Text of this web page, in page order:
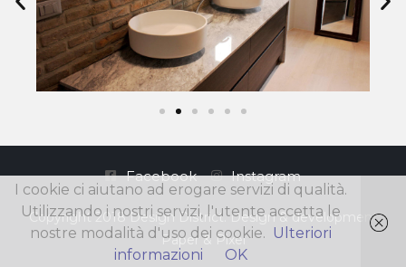
Facebook Instagram
Copyright 2018 Design District. Design & development
Paper & Pixel
I cookie ci aiutano ad erogare servizi di qualità.
Utilizzando i nostri servizi, l'utente accetta le
nostre modalità d'uso dei cookie. Ulteriori
informazioni
OK